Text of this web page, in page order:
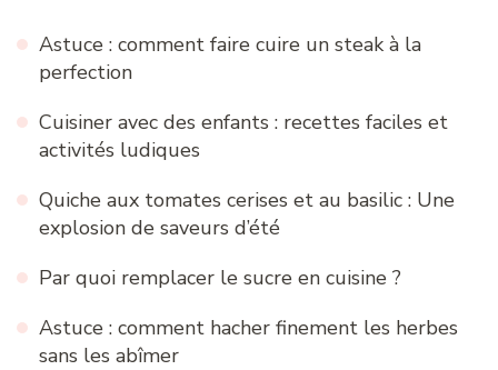
Astuce : comment faire cuire un steak à la
perfection
Cuisiner avec des enfants : recettes faciles et
activités ludiques
Quiche aux tomates cerises et au basilic : Une
explosion de saveurs d’été
Par quoi remplacer le sucre en cuisine ?
Astuce : comment hacher finement les herbes
sans les abîmer